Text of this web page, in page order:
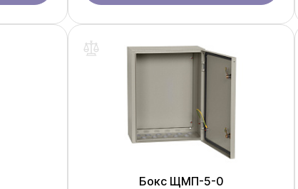
Бокс ЩМП-5-0